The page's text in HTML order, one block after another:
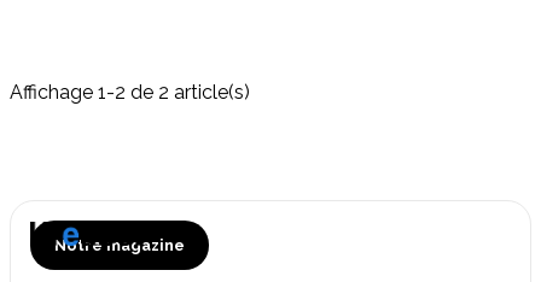
Affichage 1-2 de 2 article(s)
Notre magazine